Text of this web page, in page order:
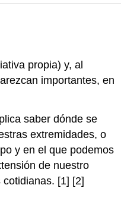
propia) y, al
importantes, en
saber dónde se
extremidades, o
y en el que podemos
de nuestro
[1] [2]